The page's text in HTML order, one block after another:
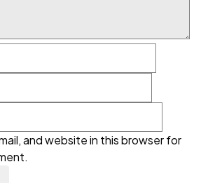
and website in this browser for